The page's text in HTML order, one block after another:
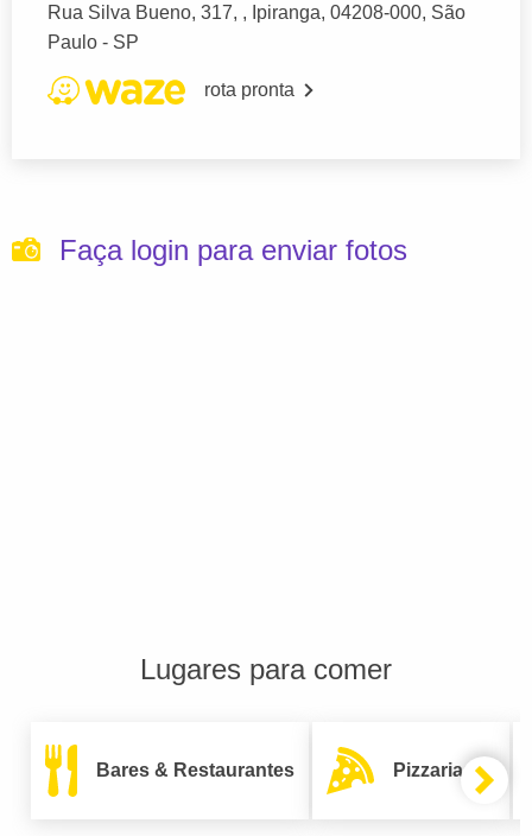
Rua Silva Bueno, 317, , Ipiranga, 04208-000, São
Paulo - SP
rota pronta
Faça login para enviar fotos
Lugares para comer
Bares & Restaurantes Pizzarias